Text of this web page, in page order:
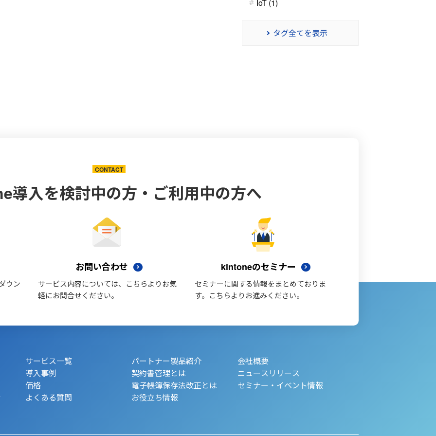
IoT (1)
タグ全てを表示
CONTACT
導入を検討中の方・ご利用中の方へ
ウン
お問い合わせ
サービス内容については、こちらよりお気
軽にお問合せください。
kintoneのセミナー
セミナーに関する情報をまとめておりま
す。こちらよりお進みください。
サービス一覧 パートナー製品紹介
会社概要
導入事例
契約書管理とは
ニュースリリース
価格
電子帳簿保存法改正とは
セミナー・イベント情報
よくある質問
お役立ち情報